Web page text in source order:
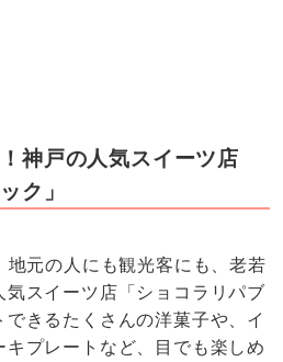
神戸の人気スイーツ店
ク」
地元の人にも観光客にも、老若
スイーツ店「ショコラリパブ
きるたくさんの洋菓子や、イ
プレートなど、目でも楽しめ